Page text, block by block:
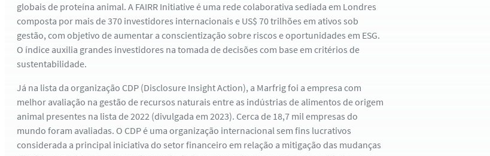
globais de proteína animal. A FAIRR Initiative é uma rede colaborativa sediada em Londres
composta por mais de 370 investidores internacionais e US$ 70 trilhões em ativos sob
gestão, com objetivo de aumentar a conscientização sobre riscos e oportunidades em ESG.
O índice auxilia grandes investidores na tomada de decisões com base em critérios de
sustentabilidade.
Já na lista da organização CDP (Disclosure Insight Action), a Marfrig foi a empresa com
melhor avaliação na gestão de recursos naturais entre as indústrias de alimentos de origem
animal presentes na lista de 2022 (divulgada em 2023). Cerca de 18,7 mil empresas do
mundo foram avaliadas. O CDP é uma organização internacional sem fins lucrativos
considerada a principal iniciativa do setor financeiro em relação a mitigação das mudanças